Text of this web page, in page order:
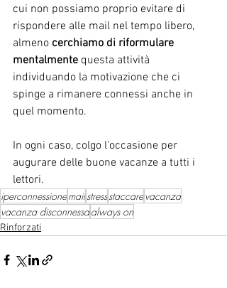
cui non possiamo proprio evitare di
rispondere alle mail nel tempo libero,
almeno cerchiamo di riformulare
mentalmente questa attività
individuando la motivazione che ci
spinge a rimanere connessi anche in
quel momento.
In ogni caso, colgo l'occasione per
augurare delle buone vacanze a tutti i
lettori.
iperconnessionemailstressstaccarevacanza
vacanza disconnessaalways on
Rinforzati